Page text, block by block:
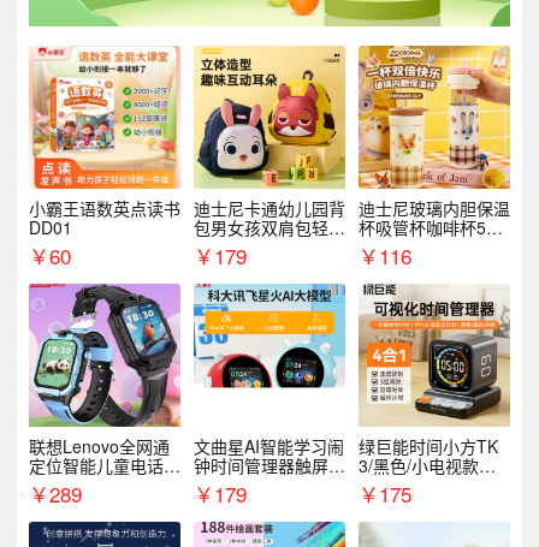
小霸王语数英点读书
DD01
￥60
迪士尼卡通幼儿园背
包男女孩双肩包轻便
可爱小背包B20107
￥179
迪士尼玻璃内胆保温
杯吸管杯咖啡杯530
MLH15135
￥116
联想Lenovo全网通
定位智能儿童电话手
表A1
￥289
文曲星AI智能学习闹
钟时间管理器触屏N
1pro
￥179
绿巨能时间小方TK
3/黑色/小电视款【T
K3】
￥175